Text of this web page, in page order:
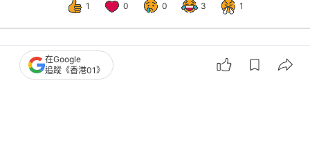
1 0 0 3 1
觀點 01論壇
在Google
追蹤《香港01》